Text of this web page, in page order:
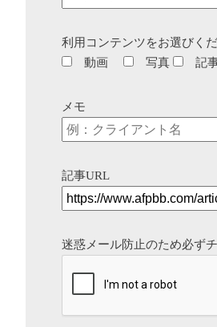
利用コンテンツをお選びく
動画
写真 記
メモ
記事URL
迷惑メール防止のため必ず